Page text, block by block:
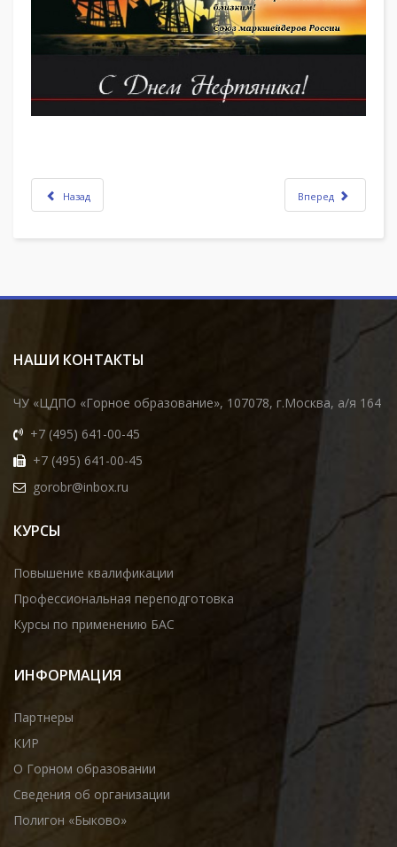
Назад Вперед
НАШИ КОНТАКТЫ
ЧУ «ЦДПО «Горное образование», 107078, г.Москва, а/я 164
+7 (495) 641-00-45
+7 (495) 641-00-45
gorobr@inbox.ru
КУРСЫ
Повышение квалификации
Профессиональная переподготовка
Курсы по применению БАС
ИНФОРМАЦИЯ
Партнеры
КИР
О Горном образовании
Сведения об организации
Полигон «Быково»